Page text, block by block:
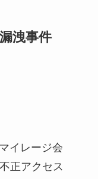
洩事件
イレージ会
正アクセス